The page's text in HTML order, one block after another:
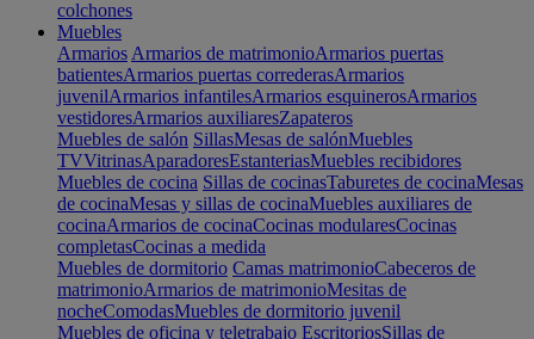
colchones
Muebles
Armarios Armarios de matrimonioArmarios puertas
batientesArmarios puertas correderasArmarios
juvenilArmarios infantilesArmarios esquinerosArmarios
vestidoresArmarios auxiliaresZapateros
Muebles de salón SillasMesas de salónMuebles
TVVitrinasAparadoresEstanteriasMuebles recibidores
Muebles de cocina Sillas de cocinasTaburetes de cocinaMesas
de cocinaMesas y sillas de cocinaMuebles auxiliares de
cocinaArmarios de cocinaCocinas modularesCocinas
completasCocinas a medida
Muebles de dormitorio Camas matrimonioCabeceros de
matrimonioArmarios de matrimonioMesitas de
nocheComodasMuebles de dormitorio juvenil
Muebles de oficina y teletrabajo EscritoriosSillas de